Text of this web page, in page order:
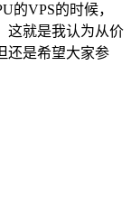
的VPS的时候，
这就是我认为从价
还是希望大家参